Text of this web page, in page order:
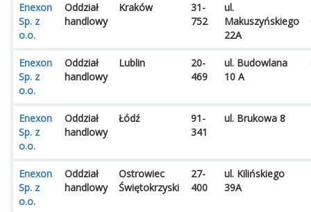
Enexon
Sp. z
o.o.
Oddział
handlowy
Kraków
31-
752
ul.
Makuszyńskiego
22A
Enexon
Sp. z
o.o.
Oddział
handlowy
Lublin
20-
469
ul. Budowlana
10 A
Enexon
Sp. z
o.o.
Oddział
handlowy
Łódź
91-
341
ul. Brukowa 8
Enexon
Sp. z
o.o.
Oddział
handlowy
Ostrowiec
Świętokrzyski
27-
400
ul. Kilińskiego
39A